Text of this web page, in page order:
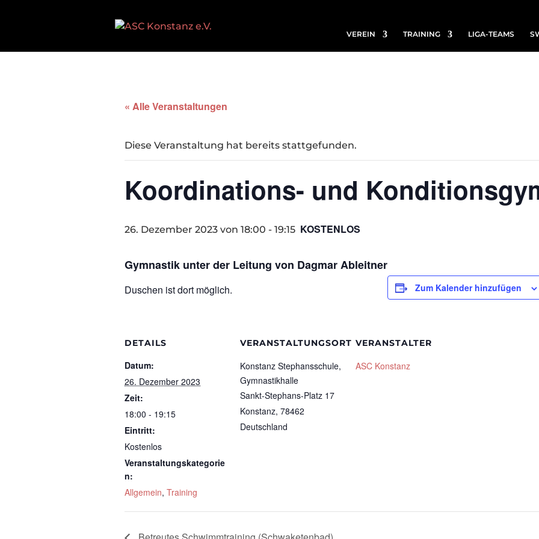
VEREIN TRAINING LIGA-TEAMS
« Alle Veranstaltungen
Diese Veranstaltung hat bereits stattgefunden.
Koordinations- und
26. Dezember 2023 von 18:00 - 19:15 KOSTENLOS
Gymnastik unter der Leitung von Dagmar Ableitner
Duschen ist dort möglich. Zum Kalender hinzufügen
DETAILS
Datum:
26. Dezember 2023
Zeit:
18:00 - 19:15
Eintritt:
Kostenlos
Veranstaltungskategorie
n:
Allgemein, Training
VERANSTALTUNGSORT
Konstanz Stephansschule,
Gymnastikhalle
Sankt-Stephans-Platz 17
Konstanz, 78462
Deutschland
VERANSTALTER
ASC Konstanz